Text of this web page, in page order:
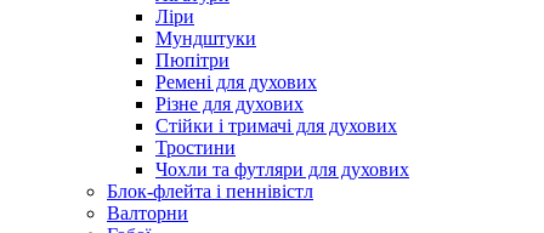
Ліри
Мундштуки
Пюпітри
Ремені для духових
Різне для духових
Стійки і тримачі для духових
Тростини
Чохли та футляри для духових
Блок-флейта і пеннівістл
Валторни